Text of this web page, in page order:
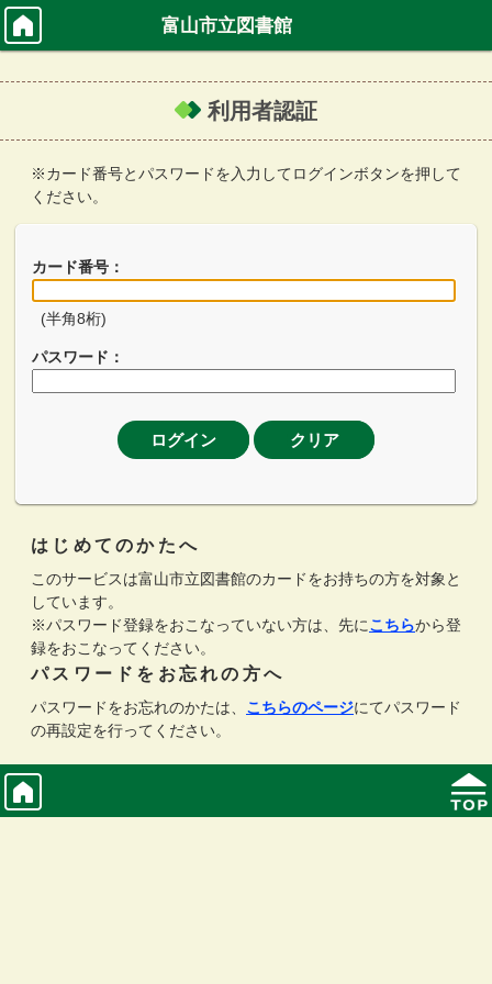
富山市立図書館
利用者認証
※カード番号とパスワードを入力してログインボタンを押して
ください。
カード番号：
(半角8桁)
パスワード：
ログイン クリア
はじめてのかたへ
このサービスは富山市立図書館のカードをお持ちの方を対象と
しています。
※パスワード登録をおこなっていない方は、先にこちらから登
録をおこなってください。
パスワードをお忘れの方へ
パスワードをお忘れのかたは、 こちらのページにてパスワード
の再設定を行ってください。